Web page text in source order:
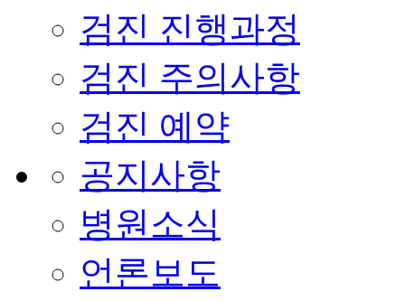
검진 진행과정
검진 주의사항
검진 예약
공지사항
병원소식
언론보도